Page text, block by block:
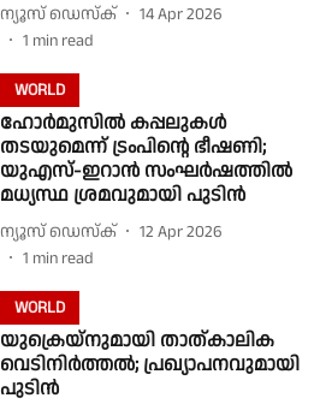
ന്യൂസ് ഡെസ്ക്
14 Apr 2026
1 min read
WORLD
ഹോർമുസിൽ കപ്പലുകൾ
തടയുമെന്ന് ട്രംപിൻ്റെ ഭീഷണി;
യുഎസ്-ഇറാൻ സംഘർഷത്തിൽ
മധ്യസ്ഥ ശ്രമവുമായി പുടിൻ
ന്യൂസ് ഡെസ്ക്
12 Apr 2026
1 min read
WORLD
യുക്രെയ്‌നുമായി താത്കാലിക
വെടിനിര്‍ത്തല്‍; പ്രഖ്യാപനവുമായി
പുടിന്‍